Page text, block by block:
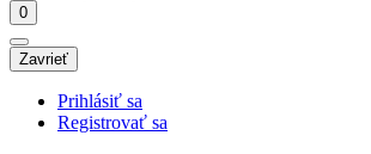
0
Zavrieť
Prihlásiť sa
Registrovať sa